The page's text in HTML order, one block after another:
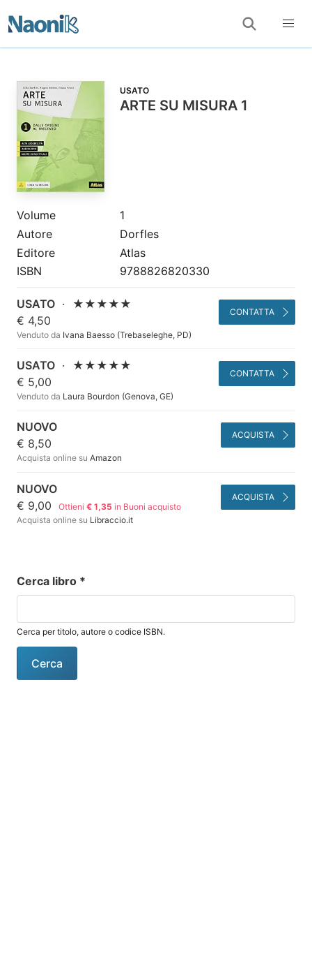
USATO
ARTE SU MISURA 1
Volume
1
Autore
Dorfles
Editore
Atlas
ISBN
9788826820330
USATO ·
★★★★★
€ 4,50
Venduto da Ivana Baesso (Trebaseleghe, PD)
CONTATTA
USATO ·
★★★★★
€ 5,00
Venduto da Laura Bourdon (Genova, GE)
CONTATTA
NUOVO
€ 8,50
Acquista online su Amazon
ACQUISTA
NUOVO
€ 9,00
Ottieni€ 1,35 in Buoni acquisto
Acquista online su Libraccio.it
ACQUISTA
Cerca libro *
Cerca per titolo, autore o codice ISBN.